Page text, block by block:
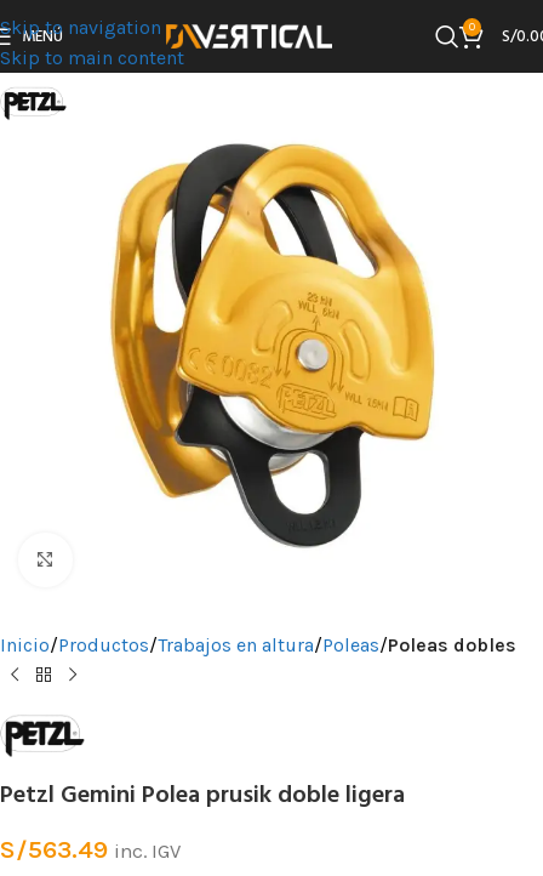
Skip to navigation
Skip to main content
MENÚ 0 S/
Inicio Productos Trabajos en altura Poleas Poleas dobles
Petzl Gemini Polea prusik doble ligera
S/563.49 inc. IGV